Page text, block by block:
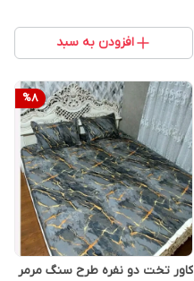
افزودن به سبد
%8
کاور تخت دو نفره طرح سنگ مرمر